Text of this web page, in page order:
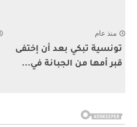
منذ عام
تونسية تبكي بعد أن إختفى
قبر أمها من الجبانة في...